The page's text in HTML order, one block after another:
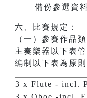
備份參選資料
六、比賽規定：
（一）參賽作品
主奏樂器以下表
編制以下表為原
3 x Flute - incl.